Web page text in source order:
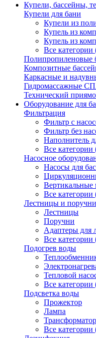
Купели, бассейны,
Купели для бани
Купели из
Купель из
Купель из
Все категории
Полипропиленовые
Композитные
Каркасные и
Гидромассажные
Технический
Оборудование для
Фильтрация
Фильтр с
Фильтр без
Наполнитель
Все категории
Насосное
Насосы для
Вертикальные
Все категории
Лестницы и поручни
Лестницы
Поручни
Адаптеры для
Все категории
Подогрев воды
Тепловой
Все категории
Подсветка воды
Прожектор
Лампа
Трансформатор
Все категории